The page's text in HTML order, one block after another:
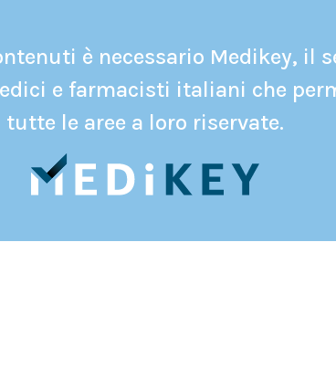
è necessario Medikey, il
e farmacisti italiani che
tutte le aree a loro riservate.